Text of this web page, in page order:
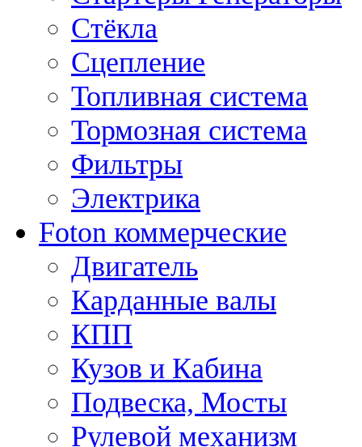
Стёкла
Сцепление
Топливная система
Тормозная система
Фильтры
Электрика
Foton коммерческие
Двигатель
Карданные валы
КПП
Кузов и Кабина
Подвеска, Мосты
Рулевой механизм